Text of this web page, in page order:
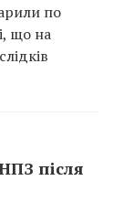
по
що на
після